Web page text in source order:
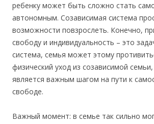
ребенку может быть сложно стать
автономным. Созависимая система
возможности повзрослеть. Конечно,
свободу и индивидуальность – это
система, семья может этому
физический уход из созависимой
является важным шагом на пути к
свободе.
Важный момент: в семье так сильно